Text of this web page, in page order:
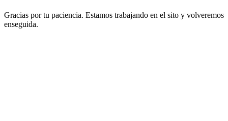
Gracias por tu paciencia. Estamos trabajando en el sito y volveremos
enseguida.